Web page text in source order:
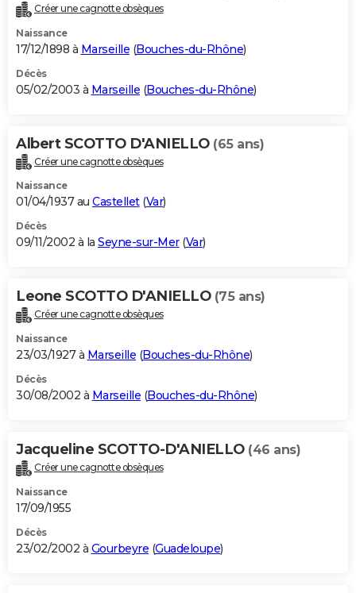
Créer une cagnotte obsèques
Naissance
17/12/1898 à Marseille (Bouches-du-Rhône)
Décès
05/02/2003 à Marseille (Bouches-du-Rhône)
Albert SCOTTO D'ANIELLO (65 ans)
Créer une cagnotte obsèques
Naissance
01/04/1937 au Castellet(Var)
Décès
09/11/2002 à la Seyne-sur-Mer(Var)
Leone SCOTTO D'ANIELLO (75 ans)
Créer une cagnotte obsèques
Naissance
23/03/1927 à Marseille (Bouches-du-Rhône)
Décès
30/08/2002 à Marseille (Bouches-du-Rhône)
Jacqueline SCOTTO-D'ANIELLO (46 ans)
Créer une cagnotte obsèques
Naissance
17/09/1955
Décès
23/02/2002 à Gourbeyre (Guadeloupe)